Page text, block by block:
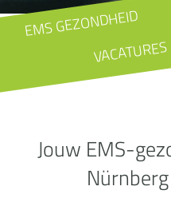
EMS GEZONDHEID
VACATURES
Jouw EMS-